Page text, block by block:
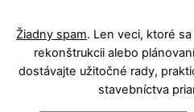
Žiadny spam. Len veci, ktoré
rekonštrukcii alebo
dostávajte užitočné rady,
stavebníctva